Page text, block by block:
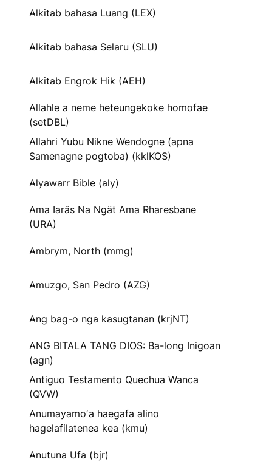
Alkitab bahasa Luang (LEX)
Alkitab bahasa Selaru (SLU)
Alkitab Engrok Hik (AEH)
Allahle a neme heteungekoke homofae
(setDBL)
Allahri Yubu Nikne Wendogne (apna
Samenagne pogtoba) (kklKOS)
Alyawarr Bible (aly)
Ama Iaräs Na Ngät Ama Rharesbane
(URA)
Ambrym, North (mmg)
Amuzgo, San Pedro (AZG)
Ang bag-o nga kasugtanan (krjNT)
ANG BITALA TANG DIOS: Ba-long Inigoan
(agn)
Antiguo Testamento Quechua Wanca
(QVW)
Anumayamoʼa haegafa alino
hagelafilatenea kea (kmu)
Anutuna Ufa (bjr)